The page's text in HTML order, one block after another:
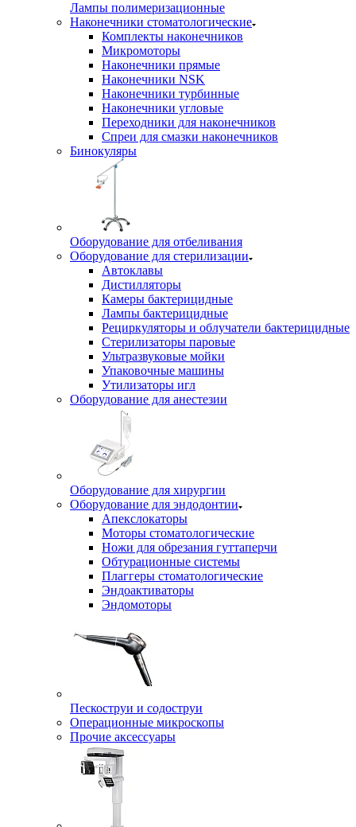
Лампы полимеризационные
Наконечники стоматологические
Комплекты наконечников
Микромоторы
Наконечники прямые
Наконечники NSK
Наконечники турбинные
Наконечники угловые
Переходники для наконечников
Спреи для смазки наконечников
Бинокуляры
Оборудование для отбеливания
Оборудование для стерилизации
Автоклавы
Дистилляторы
Камеры бактерицидные
Лампы бактерицидные
Рециркуляторы и облучатели бактерицидные
Стерилизаторы паровые
Ультразвуковые мойки
Упаковочные машины
Утилизаторы игл
Оборудование для анестезии
Оборудование для хирургии
Оборудование для эндодонтии
Апекслокаторы
Моторы стоматологические
Ножи для обрезания гуттаперчи
Обтурационные системы
Плаггеры стоматологические
Эндоактиваторы
Эндомоторы
Пескоструи и содоструи
Операционные микроскопы
Прочие аксессуары